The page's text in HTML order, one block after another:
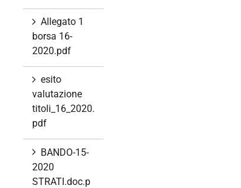
Allegato 1
borsa 16-
2020.pdf
esito
valutazione
titoli_16_2020.
pdf
BANDO-15-
2020
STRATI.doc.p